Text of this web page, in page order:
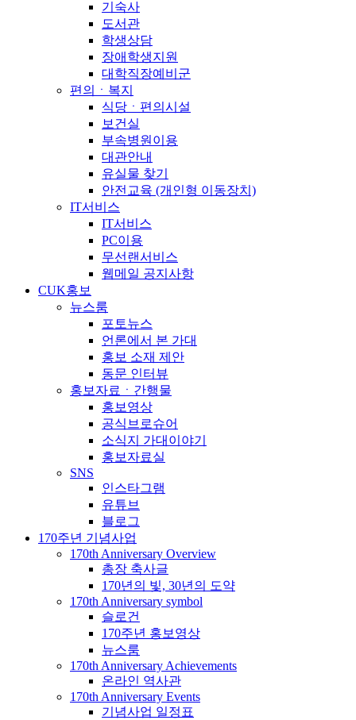
기숙사
도서관
학생상담
장애학생지원
대학직장예비군
편의ㆍ복지
식당ㆍ편의시설
보건실
부속병원이용
대관안내
유실물 찾기
안전교육 (개인형 이동장치)
IT서비스
IT서비스
PC이용
무선랜서비스
웹메일 공지사항
CUK홍보
뉴스룸
포토뉴스
언론에서 본 가대
홍보 소재 제안
동문 인터뷰
홍보자료ㆍ간행물
홍보영상
공식브로슈어
소식지 가대이야기
홍보자료실
SNS
인스타그램
유튜브
블로그
170주년 기념사업
170th Anniversary Overview
총장 축사글
170년의 빛, 30년의 도약
170th Anniversary symbol
슬로건
170주년 홍보영상
뉴스룸
170th Anniversary Achievements
온라인 역사관
170th Anniversary Events
기념사업 일정표